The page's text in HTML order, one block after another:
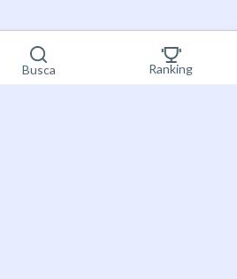
Busca Ranking